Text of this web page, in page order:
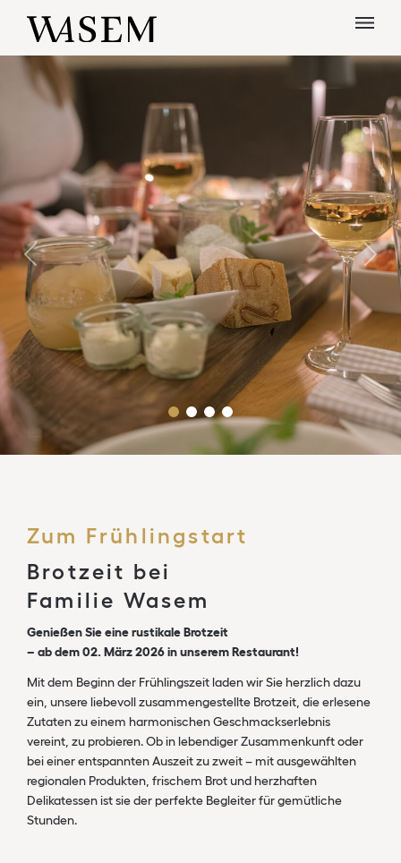
Previous Next
Zum Frühlingstart
Brotzeit bei
Familie Wasem
Genießen Sie eine rustikale Brotzeit
– ab dem 02. März 2026 in unserem Restaurant!
Mit dem Beginn der Frühlingszeit laden wir Sie herzlich dazu
ein, unsere liebevoll zusammengestellte Brotzeit, die erlesene
Zutaten zu einem harmonischen Geschmackserlebnis
vereint, zu probieren. Ob in lebendiger Zusammenkunft oder
bei einer entspannten Auszeit zu zweit – mit ausgewählten
regionalen Produkten, frischem Brot und herzhaften
Delikatessenist sie der perfekte Begleiter für gemütliche
Stunden.